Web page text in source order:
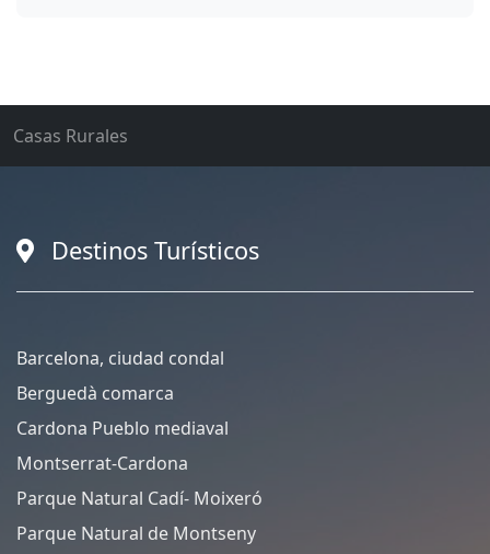
Casas Rurales
Destinos Turísticos
Barcelona, ciudad condal
Berguedà comarca
Cardona Pueblo mediaval
Montserrat-Cardona
Parque Natural Cadí- Moixeró
Parque Natural de Montseny